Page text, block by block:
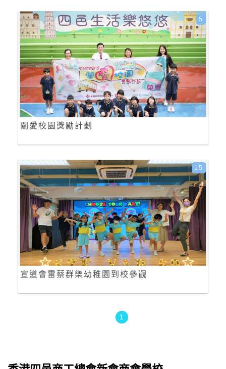
關愛校園獎勵計劃
5
宣道會雷蔡群樂幼稚園到校參觀
15
1